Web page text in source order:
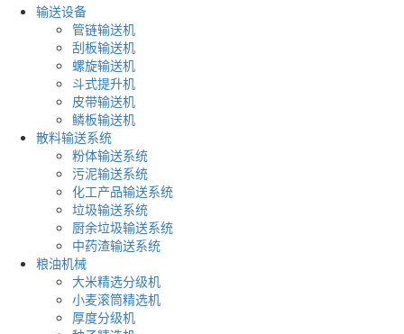
输送设备
管链输送机
刮板输送机
螺旋输送机
斗式提升机
皮带输送机
鳞板输送机
散料输送系统
粉体输送系统
污泥输送系统
化工产品输送系统
垃圾输送系统
厨余垃圾输送系统
中药渣输送系统
粮油机械
大米精选分级机
小麦滚筒精选机
厚度分级机